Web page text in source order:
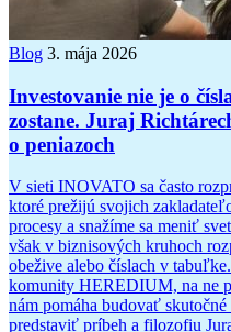
Blog 3. mája 2026
Investovanie nie je o
zostane. Juraj
o peniazoch
V sieti INOVATO sa často
ktoré prežijú svojich
procesy a snažíme sa meniť
však v biznisových kruhoch
obežive alebo číslach v
komunity HEREDIUM, na ne
nám pomáha budovať
predstaviť príbeh a filozofiu